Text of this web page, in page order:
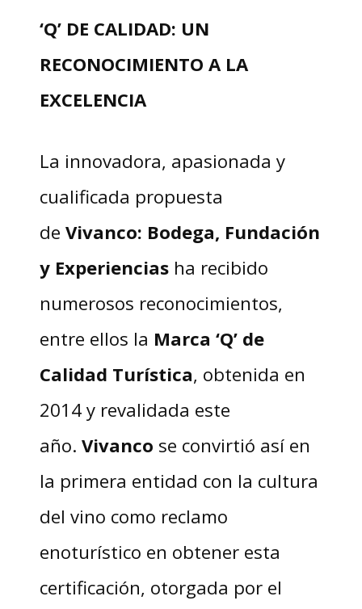
‘Q’ DE CALIDAD: UN
RECONOCIMIENTO A LA
EXCELENCIA
La innovadora, apasionada y
cualificada propuesta
de Vivanco: Bodega, Fundación
y Experienciasha recibido
numerosos reconocimientos,
entre ellos la Marca ‘Q’ de
Calidad Turística, obtenida en
2014 y revalidada este
año. Vivanco se convirtió así en
la primera entidad con la cultura
del vino como reclamo
enoturístico en obtener esta
certificación, otorgada por el